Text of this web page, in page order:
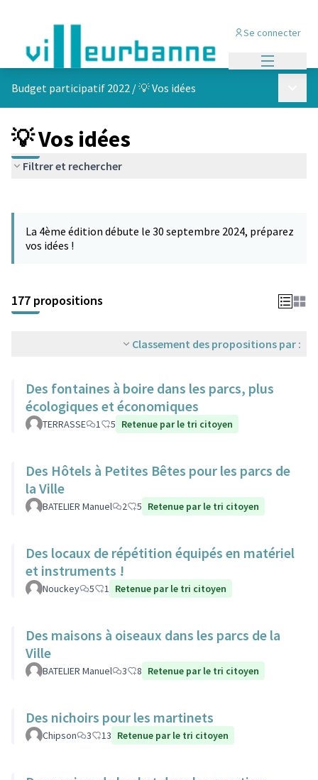
Se connecter
Budget participatif 2022 /💡 Vos idées
💡 Vos idées
Filtrer et rechercher
−
La 4ème édition débute le 30 septembre 2024, préparez
vos idées !
177 propositions
Classement des propositions par :
Des fontaines à boire dans les parcs, plus
écologiques et économiques
TERRASSE 1 5 Retenue par le tri citoyen
Des Hôtels à Petites Bêtes pour les parcs de
la Ville
BATELIER Manuel 2 5 Retenue par le tri citoyen
Des locaux de répétition équipés en matériel
et instruments !
Nouckey 5 1 Retenue par le tri citoyen
Des maisons à oiseaux dans les parcs de la
Ville
BATELIER Manuel 3 8 Retenue par le tri citoyen
Des nichoirs pour les martinets
Chipson 3 13 Retenue par le tri citoyen